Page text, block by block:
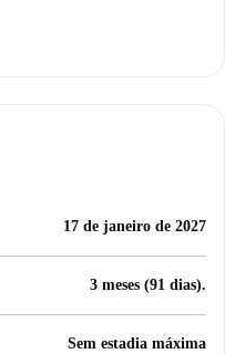
17 de janeiro de 2027
3 meses (91 dias).
Sem estadia máxima